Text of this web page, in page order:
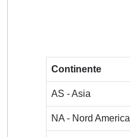
Continente
AS - Asia
NA - Nord America